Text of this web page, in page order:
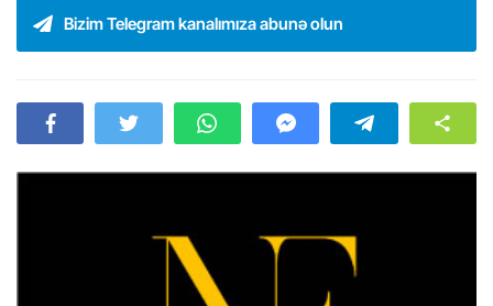
Bizim Telegram kanalımıza abunə olun